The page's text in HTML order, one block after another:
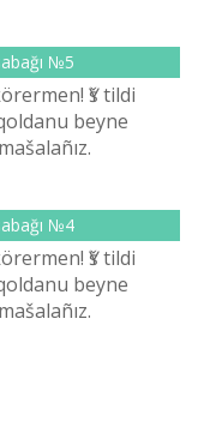
№5
Үš tіldі
beyne
№4
Үš tіldі
beyne